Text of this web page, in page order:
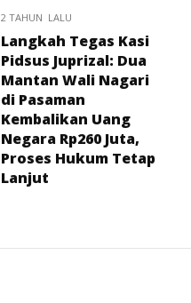
2 TAHUN LALU
Langkah Tegas Kasi
Pidsus Juprizal: Dua
Mantan Wali Nagari
di Pasaman
Kembalikan Uang
Negara Rp260 Juta,
Proses Hukum Tetap
Lanjut